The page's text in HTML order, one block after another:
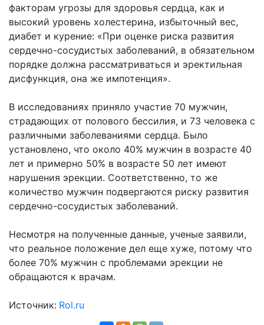
факторам угрозы для здоровья сердца, как и
высокий уровень холестерина, избыточный вес,
диабет и курение: «При оценке риска развития
сердечно-сосудистых заболеваний, в обязательном
порядке должна рассматриваться и эректильная
дисфункция, она же импотенция».
В исследованиях приняло участие 70 мужчин,
страдающих от полового бессилия, и 73 человека с
различными заболеваниями сердца. Было
установлено, что около 40% мужчин в возрасте 40
лет и примерно 50% в возрасте 50 лет имеют
нарушения эрекции. Соответственно, то же
количество мужчин подвергаются риску развития
сердечно-сосудистых заболеваний.
Несмотря на полученные данные, ученые заявили,
что реальное положение дел еще хуже, потому что
более 70% мужчин с проблемами эрекции не
обращаются к врачам.
Источник: Rol.ru